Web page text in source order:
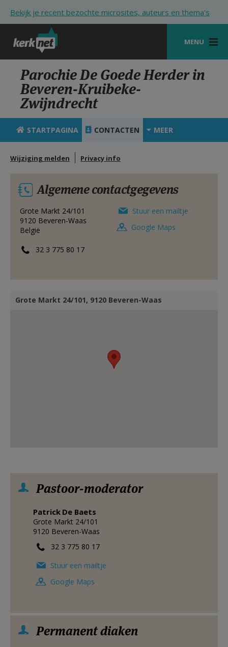
Bekijk je recent bezochte microsites, auteurs en thema's
MENU
STARTPAGINA
KERK
VIERINGEN
SHOP
ZOEKEN
STARTPAGINA PORTAAL
MIJN PAROCHIE
AANMELDEN OF REGISTREREN
Parochie De Goede Herder in
Beveren-Kruibeke-
Zwijndrecht
STARTPAGINA CONTACTEN MEER
Wijziging melden Privacy info
Algemene contactgegevens
Grote Markt 24/101
9120 Beveren-Waas
België
32 3 775 80 17
Stuur een mailtje
Google Maps
Grote Markt 24/101, 9120 Beveren-Waas
Pastoor-moderator
Patrick De Baets
Grote Markt 24/101
9120 Beveren-Waas
32 3 775 80 17
Stuur een mailtje
Google Maps
Permanent diaken